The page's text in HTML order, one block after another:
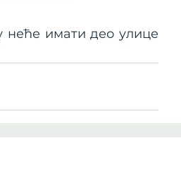
неће имати део улице